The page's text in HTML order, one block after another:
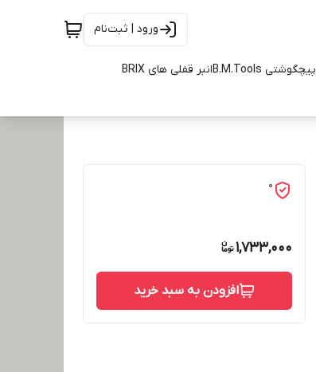
ورود | ثبت‌نام
پیچگوشتی B.M.Tools
انبر قفلی های BRIX
0
1,733,000
افزودن به سبد خرید